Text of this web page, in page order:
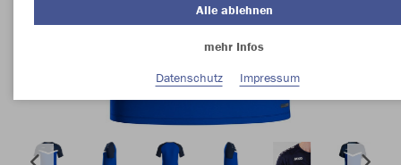
Alle ablehnen
mehr Infos
Datenschutz
Impressum